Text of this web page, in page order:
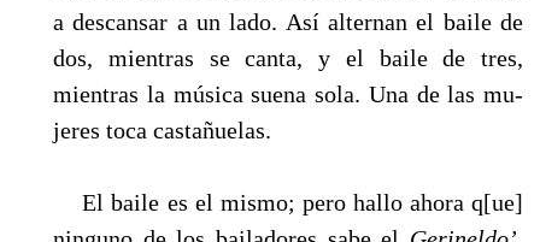
a descansar a un lado. Así alternan el bai­le de
dos, mientras se canta, y el baile de tres,
mientras la música suena sola. Una de las mu­
jeres toca castañuelas.
El baile es el mismo; pero hallo ahora q[ue]